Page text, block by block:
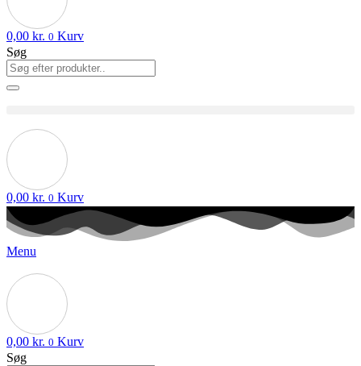
0,00 kr. 0 Kurv
Søg
0,00 kr. 0 Kurv
Menu
0,00 kr. 0 Kurv
Søg